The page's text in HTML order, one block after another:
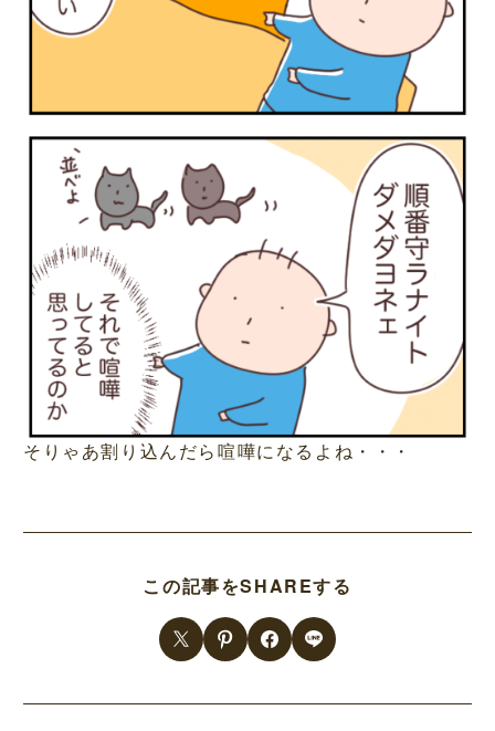
そりゃあ割り込んだら喧嘩になるよね・・・
この記事をSHAREする